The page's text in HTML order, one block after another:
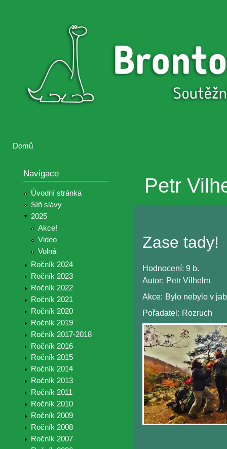
Brontosaurus
Brontosaurus
Domů
Navigace
Úvodní stránka
Síň slávy
2025
Akce!
Video
Volná
Ročník 2024
Ročník 2023
Ročník 2022
Ročník 2021
Ročník 2020
Ročník 2019
Ročník 2017-2018
Ročník 2016
Ročník 2015
Ročník 2014
Ročník 2013
Ročník 2011
Ročník 2010
Ročník 2009
Ročník 2008
Ročník 2007
Petr
Zase tady!
Hodnocení: 9 b.
Autor: Petr Vilhelm
Akce: Bylo nebylo v
Pořadatel: Rozruch